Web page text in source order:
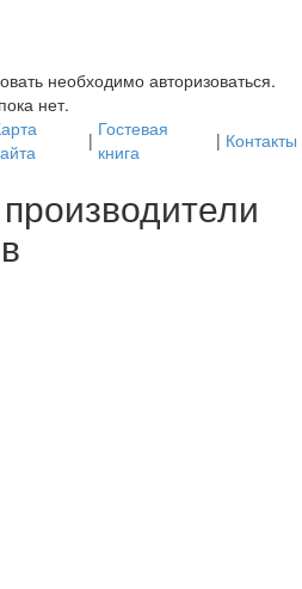
необходимо авторизоваться.
нет.
| Гостевая
книга
| Контакты